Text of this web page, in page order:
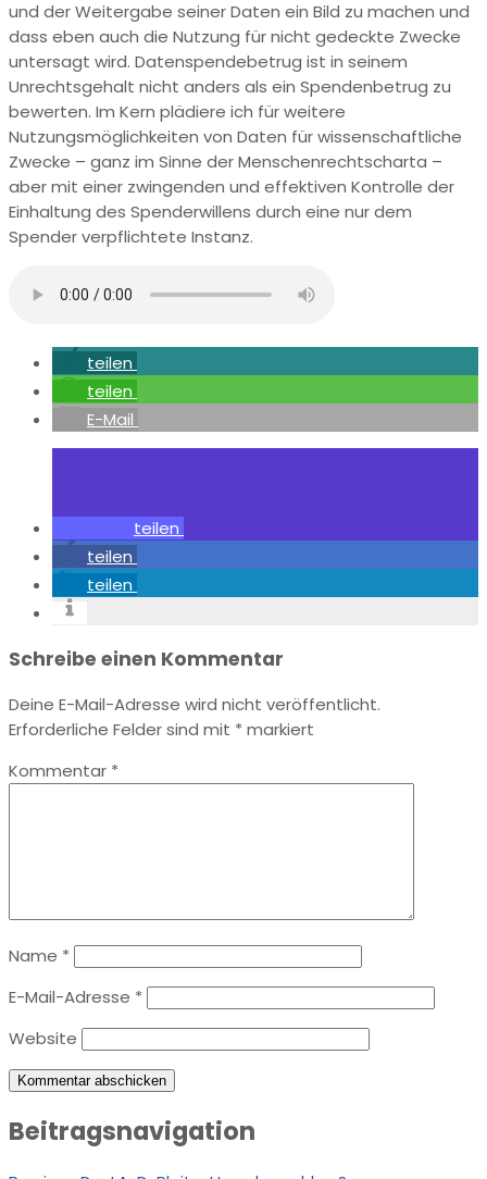
und der Weitergabe seiner Daten ein Bild zu machen und
dass eben auch die Nutzung für nicht gedeckte Zwecke
untersagt wird. Datenspendebetrug ist in seinem
Unrechtsgehalt nicht anders als ein Spendenbetrug zu
bewerten. Im Kern plädiere ich für weitere
Nutzungsmöglichkeiten von Daten für wissenschaftliche
Zwecke – ganz im Sinne der Menschenrechtscharta –
aber mit einer zwingenden und effektiven Kontrolle der
Einhaltung des Spenderwillens durch eine nur dem
Spender verpflichtete Instanz.
teilen
teilen
E-Mail
teilen
teilen
teilen
Schreibe einen Kommentar
Deine E-Mail-Adresse wird nicht veröffentlicht.
Erforderliche Felder sind mit * markiert
Kommentar *
Name *
E-Mail-Adresse *
Website
Beitragsnavigation